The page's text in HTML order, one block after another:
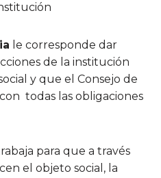
le corresponde dar
de la institución
y que el Consejo de
todas las obligaciones
para que a través
el objeto social, la